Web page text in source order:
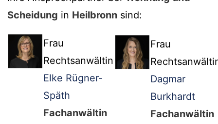
Scheidung in Heilbronn sind:
Frau
Rechtsanwältin
Elke Rügner-
Späth
Fachanwältin
Frau
Dagmar
Burkhardt
Fachanwältin